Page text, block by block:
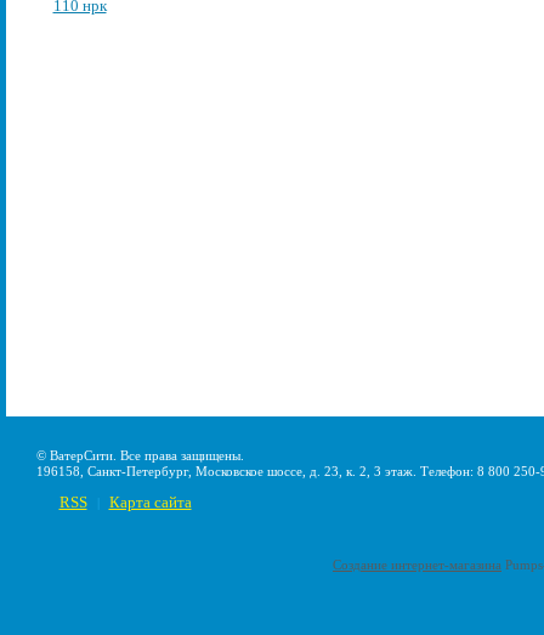
© ВатерСити. Все права защищены.
196158, Санкт-Петербург, Московское шоссе, д. 23, к. 2, 3 этаж. Телефон: 8 800
RSS Карта сайта
Создание интернет-магазина